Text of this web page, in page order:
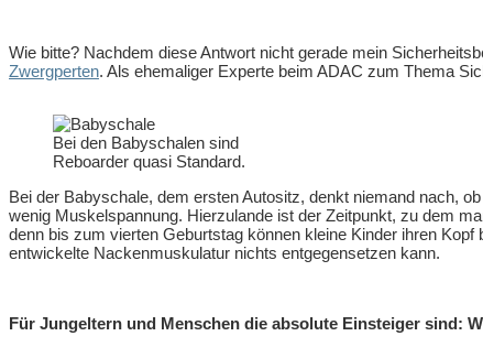
Wie bitte? Nachdem diese Antwort nicht gerade mein
Zwergperten. Als ehemaliger Experte beim ADAC zum Thema
Bei den Babyschalen sind
Reboarder quasi Standard.
Bei der Babyschale, dem ersten Autositz, denkt niemand nach,
wenig Muskelspannung. Hierzulande ist der Zeitpunkt, zu dem
denn bis zum vierten Geburtstag können kleine Kinder ihren
entwickelte Nackenmuskulatur nichts entgegensetzen kann.
Für Jungeltern und Menschen die absolute Einsteiger sind: